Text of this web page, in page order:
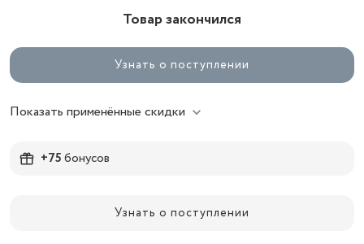
Товар закончился
Узнать о поступлении
Показать применённые скидки
+75бонусов
Узнать о поступлении